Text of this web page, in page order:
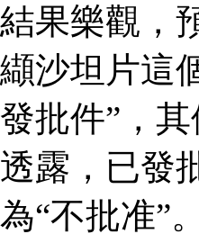
結果樂觀，
纈沙坦片這
發批件”，
透露，已發
為“不批准”